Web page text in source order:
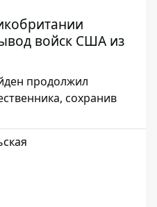
войск США из
продолжил
сохранив